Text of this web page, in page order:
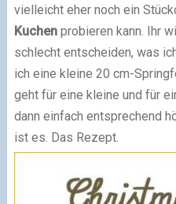
vielleicht eher noch ein
Kuchenprobieren kann. Ihr
schlecht entscheiden, was
ich eine kleine 20 cm-
geht für eine kleine und für
dann einfach entsprechend
ist es. Das Rezept.